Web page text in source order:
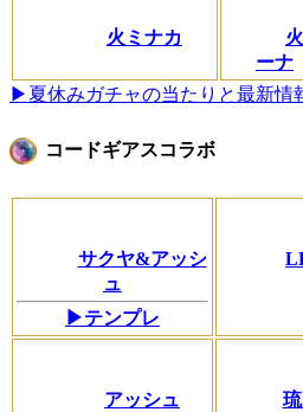
火ミナカ
ーナ
▶夏休みガチャの当たりと最新情
コードギアスコラボ
サクヤ&アッシ
ュ
▶テンプレ
アッシュ